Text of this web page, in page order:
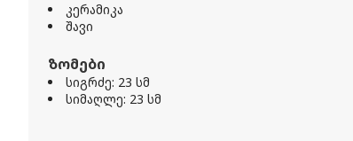
კერამიკა
შავი
ზომები
სიგრძე: 23 სმ
სიმაღლე: 23 სმ